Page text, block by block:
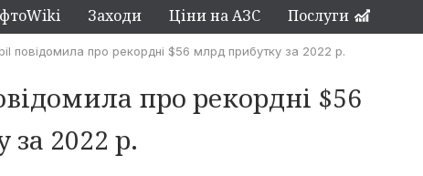
Заходи Ціни на АЗС Послуги
повідомила про рекордні $56 млрд прибутку за 2022 р.
про рекордні $56
2022 р.